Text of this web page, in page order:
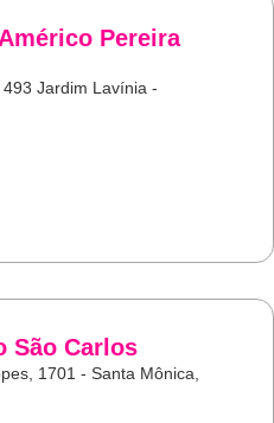
Pereira
Jardim Lavínia -
São Carlos
1701 - Santa Mônica,